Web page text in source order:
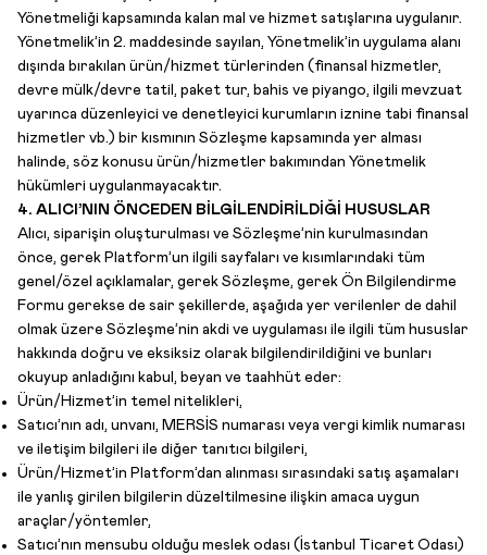
Yönetmeliği kapsamında kalan mal ve hizmet satışlarına uygulanır.
Yönetmelik’in 2. maddesinde sayılan, Yönetmelik’in uygulama alanı
dışında bırakılan ürün/hizmet türlerinden (finansal hizmetler,
devre mülk/devre tatil, paket tur, bahis ve piyango, ilgili mevzuat
uyarınca düzenleyici ve denetleyici kurumların iznine tabi finansal
hizmetler vb.) bir kısmının Sözleşme kapsamında yer alması
halinde, söz konusu ürün/hizmetler bakımından Yönetmelik
hükümleri uygulanmayacaktır.
4. ALICI’NIN ÖNCEDEN BİLGİLENDİRİLDİĞİ HUSUSLAR
Alıcı, siparişin oluşturulması ve Sözleşme’nin kurulmasından
önce, gerek Platform’un ilgili sayfaları ve kısımlarındaki tüm
genel/özel açıklamalar, gerek Sözleşme, gerek Ön Bilgilendirme
Formu gerekse de sair şekillerde, aşağıda yer verilenler de dahil
olmak üzere Sözleşme’nin akdi ve uygulaması ile ilgili tüm hususlar
hakkında doğru ve eksiksiz olarak bilgilendirildiğini ve bunları
okuyup anladığını kabul, beyan ve taahhüt eder:
Ürün/Hizmet’in temel nitelikleri,
Satıcı’nın adı, unvanı, MERSİS numarası veya vergi kimlik numarası
ve iletişim bilgileri ile diğer tanıtıcı bilgileri,
Ürün/Hizmet’in Platform’dan alınması sırasındaki satış aşamaları
ile yanlış girilen bilgilerin düzeltilmesine ilişkin amaca uygun
araçlar/yöntemler,
Satıcı’nın mensubu olduğu meslek odası (İstanbul Ticaret Odası)